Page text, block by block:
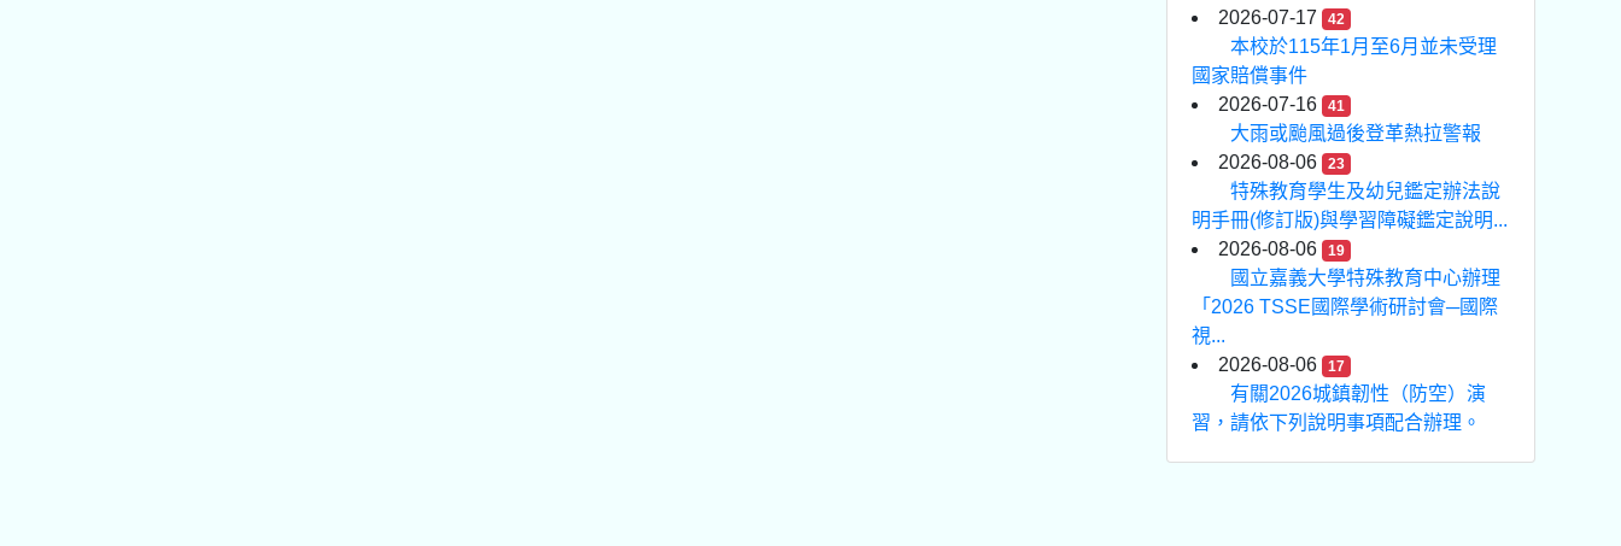
2026-07-17
42
本校於115年1月至6月並未受理
國家賠償事件
2026-07-16
41
大雨或颱風過後登革熱拉警報
2026-08-06
23
特殊教育學生及幼兒鑑定辦法說
明手冊(修訂版)與學習障礙鑑定說明...
2026-08-06
19
國立嘉義大學特殊教育中心辦理
「2026 TSSE國際學術研討會─國際
視...
2026-08-06
17
有關2026城鎮韌性（防空）演
習，請依下列說明事項配合辦理。